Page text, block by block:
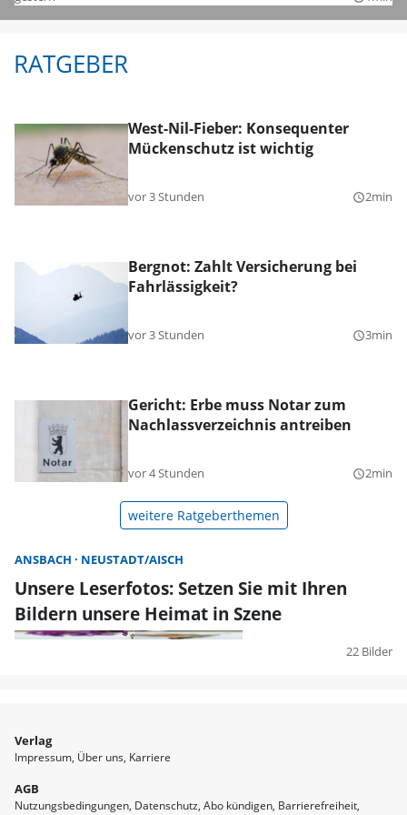
RATGEBER
West-Nil-Fieber: Konsequenter
Mückenschutz ist wichtig
vor 3 Stunden query_builder2min
Bergnot: Zahlt Versicherung bei
Fahrlässigkeit?
vor 3 Stunden query_builder3min
Gericht: Erbe muss Notar zum
Nachlassverzeichnis antreiben
vor 4 Stunden query_builder2min
weitere Ratgeberthemen
ANSBACH NEUSTADT/AISCH
Unsere Leserfotos: Setzen Sie mit Ihren
Bildern unsere Heimat in Szene
22 Bilder
Verlag
Impressum Über uns Karriere
AGB
Nutzungsbedingungen Datenschutz Abo kündigen Barrierefreiheit